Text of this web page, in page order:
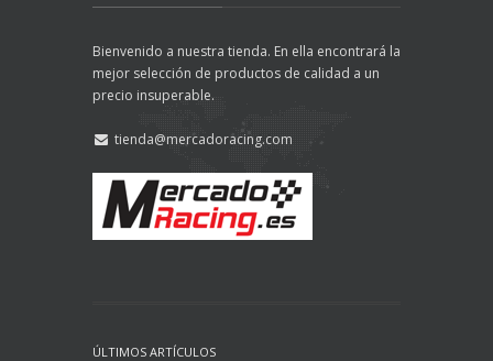
Bienvenido a nuestra tienda. En ella encontrará la
mejor selección de productos de calidad a un
precio insuperable.
tienda@mercadoracing.com
ÚLTIMOS ARTÍCULOS